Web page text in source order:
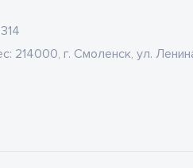
214000, г. Смоленск, ул.